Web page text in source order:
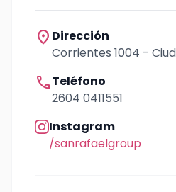
location_on Dirección
Corrientes 1004 -
callTeléfono
2604 0411551
Instagram
/sanrafaelgroup